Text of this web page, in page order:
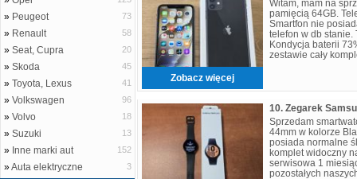
» Peugeot 73
» Renault 58
» Seat, Cupra 20
» Skoda 45
» Toyota, Lexus 41
» Volkswagen 96
» Volvo 18
» Suzuki 13
» Inne marki aut 152
»Auta elektryczne 3
Zobacz więcej
Witam, mam na
pamięcią 64GB.
Smartfon nie
telefon w db stanie.
Kondycja baterii
zestawie cały
Sprzedam
44mm w kolorze
posiada normalne
komplet widoczny
serwisowa 1
pozostałych